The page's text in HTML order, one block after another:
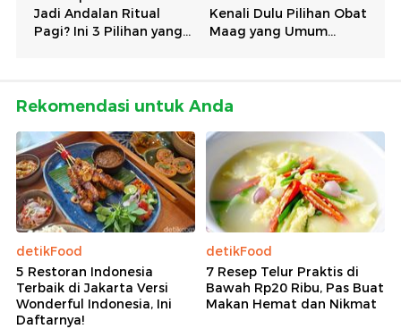
Rekomendasi untuk Anda
detikFood
5 Restoran Indonesia
Terbaik di Jakarta Versi
Wonderful Indonesia, Ini
Daftarnya!
detikFood
7 Resep Telur Praktis di
Bawah Rp20 Ribu, Pas Buat
Makan Hemat dan Nikmat